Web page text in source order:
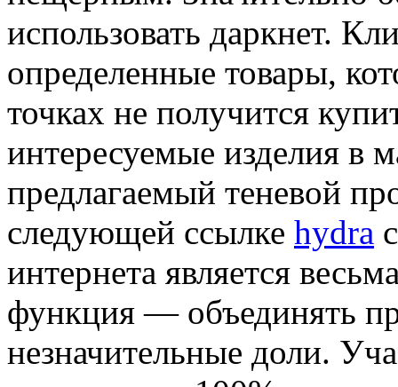
использовать даркнет.
определенные товары,
точках не получится
интересуемые изделия в
предлагаемый теневой
следующей ссылке hydra
интернета является
функция — объединять
незначительные доли.